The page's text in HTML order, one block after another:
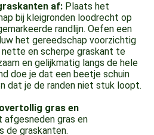
af: Plaats het
bij kleigronden loodrecht op
randlijn. Oefen een
het gereedschap voorzichtig
nette en scherpe graskant te
en gelijkmatig langs de hele
doe je dat een beetje schuin
dat je de randen niet stuk loopt.
gras en
afgesneden gras en
de graskanten.